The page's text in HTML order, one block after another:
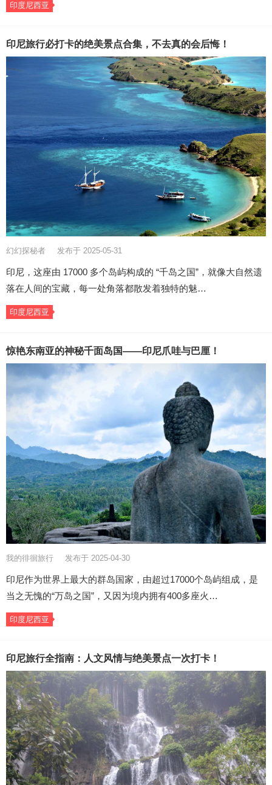
印度尼西亚
印尼旅行必打卡的绝美景点合集，不去真的会后悔！
幻幻探秘者 发布于 2025-05-31
印尼，这座由 17000 多个岛屿构成的 “千岛之国”，就像大自然遗
落在人间的宝藏，每一处角落都散发着独特的魅…
印度尼西亚
惊艳东南亚的神秘千面岛国——印尼爪哇与巴厘！
我的徘徊旅行 发布于 2025-04-30
印尼作为世界上最大的群岛国家，由超过17000个岛屿组成，是
当之无愧的“万岛之国”，又因为境内拥有400多座火…
印度尼西亚
印尼旅行全指南：人文风情与绝美景点一次打卡！